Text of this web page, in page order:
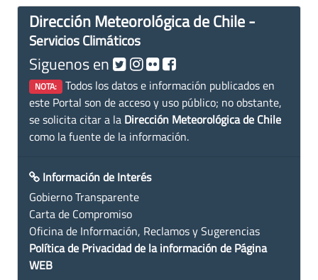
Dirección Meteorológica de Chile -
Servicios Climáticos
Siguenos en
NOTA: Todos los datos e información publicados en
este Portal son de acceso y uso público; no obstante,
se solicita citar a la Dirección Meteorológica de Chile
como la fuente de la información.
Información de Interés
Gobierno Transparente
Carta de Compromiso
Oficina de Información, Reclamos y Sugerencias
Política de Privacidad de la información de Página
WEB